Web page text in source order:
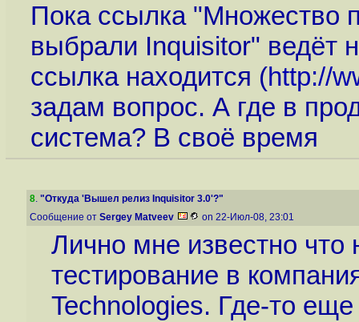
Пока ссылка "Множество
выбрали Inquisitor" ведёт
ссылка находится (http://
задам вопрос. А где в
система? В своё время
8. "Откуда 'Вышел релиз Inquisitor 3.0'?"
Сообщение от Sergey Matveev on 22-Июл-08, 23:01
Лично мне известно
тестирование в
Technologies. Где-то